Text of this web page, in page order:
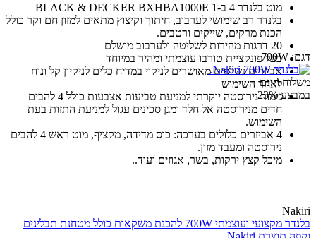
מוט בלנדר 4 ב-1 BLACK & DECKER BXHBA1000E
בלנדר רב שימושי לערבוב, חיתוך וקיצוץ מתאים למזון חם וקר כולל
הכנת מרקים, שייקים ורטבים.
20 דרגות מהירות לשליטה ולערבוב מושלם
בעל פונקציית טורבו עוצמתי ומהיר במיוחד
אביזרים נשלפים מאושרים לניקוי במדיח כלים לניקיון קל ונוח
לאחר השימוש
גימור נירוסטה יוקרתי למניעת טביעות אצבעות כולל 4 להבים
חדים מנירוסטה אל חלד ומגן סכינים עגול למניעת התזות בעת
השימוש.
4 אביזרים כלולים בערכה: כוס מדידה, מקציף, מוט ראש 4 להבים
נירוסטה ומעבד מזון.
מיכל קצץ ירקות, בשר, אגוזים ועוד..
דגם: 700W
משלוח חינם
במבצע23%
Nakiri
בלנדר מקצועי ועוצמתי 700W להכנת משקאות כולל מטחנת תבלינים